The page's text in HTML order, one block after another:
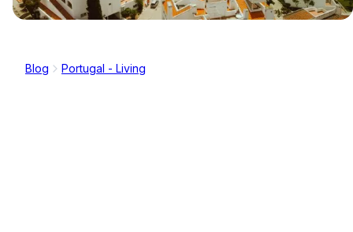
Blog Portugal - Living